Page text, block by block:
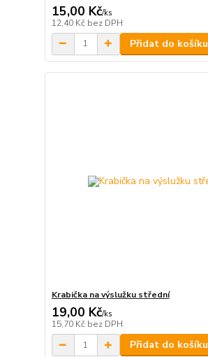
15,00 Kč/ks
12,40 Kč bez DPH
Přidat do košíku
Krabička na výslužku střední
19,00 Kč/ks
15,70 Kč bez DPH
Přidat do košíku